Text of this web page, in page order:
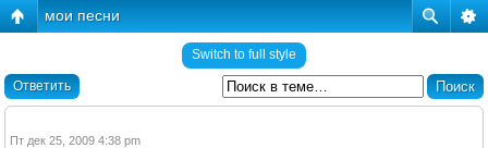
мои песни
Switch to full style
Ответить
Пт дек 25, 2009 4:38 pm